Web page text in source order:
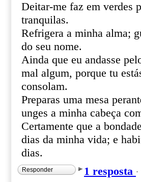
Deitar-me faz em verdes
tranquilas.
Refrigera a minha alma;
do seu nome.
Ainda que eu andasse
mal algum, porque tu
consolam.
Preparas uma mesa
unges a minha cabeça
Certamente que a
dias da minha vida; e
dias.
Responder 1 resposta ·